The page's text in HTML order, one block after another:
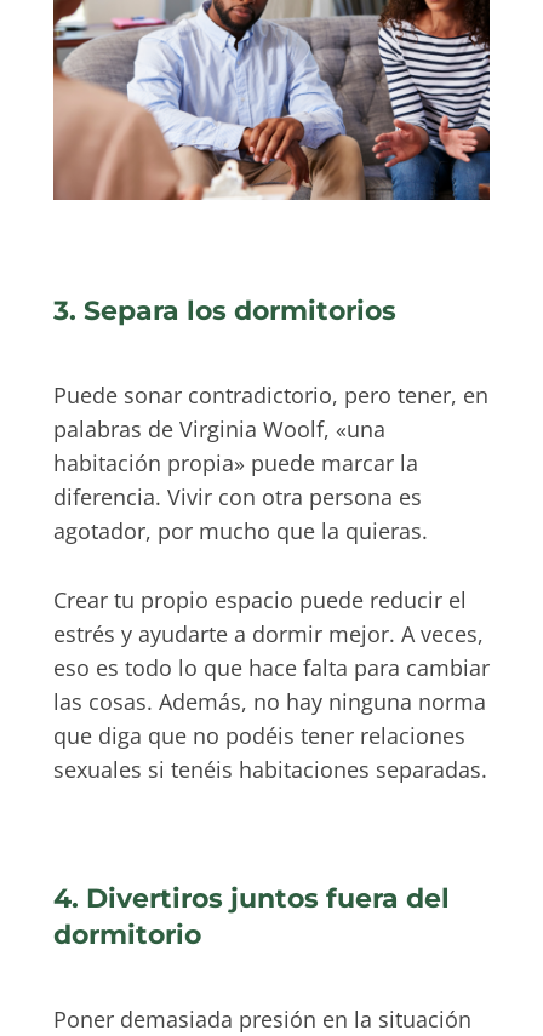
3. Separa los dormitorios
Puede sonar contradictorio, pero tener, en
palabras de Virginia Woolf, «una
habitación propia» puede marcar la
diferencia. Vivir con otra persona es
agotador, por mucho que la quieras.
Crear tu propio espacio puede reducir el
estrés y ayudarte a dormir mejor. A veces,
eso es todo lo que hace falta para cambiar
las cosas. Además, no hay ninguna norma
que diga que no podéis tener relaciones
sexuales si tenéis habitaciones separadas.
4. Divertiros juntos fuera del
dormitorio
Poner demasiada presión en la situación